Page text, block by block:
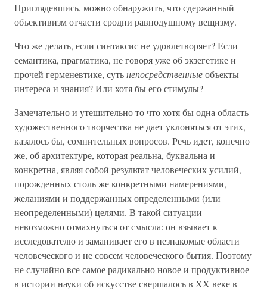
Приглядевшись, можно обнаружить, что сдержанный
объективизм отчасти сродни равнодушному вещизму.
Что же делать, если синтаксис не удовлетворяет? Если
семантика, прагматика, не говоря уже об экзегетике и
прочей герменевтике, сутьнепосредственныеобъекты
интереса и знания? Или хотя бы его стимулы?
Замечательно и утешительно то что хотя бы одна область
художественного творчества не дает уклоняться от этих,
казалось бы, сомнительных вопросов. Речь идет, конечно
же, об архитектуре, которая реальна, буквальна и
конкретна, являя собой результат человеческих усилий,
порожденных столь же конкретными намерениями,
желаниями и поддержанных определенными (или
неопределенными) целями. В такой ситуации
невозможно отмахнуться от смысла: он взывает к
исследователю и заманивает его в незнакомые области
человеческого и не совсем человеческого бытия. Поэтому
не случайно все самое радикально новое и продуктивное
в истории науки об искусстве свершалось в XX веке в